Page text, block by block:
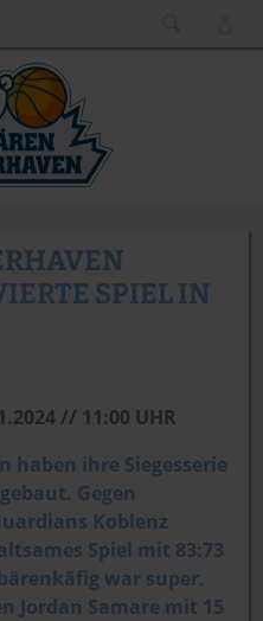
SPIEL IN
// 11:00 UHR
haben ihre Siegesserie
Gegen
Koblenz
Spiel mit 83:73
war super.
Jordan Samare mit 15